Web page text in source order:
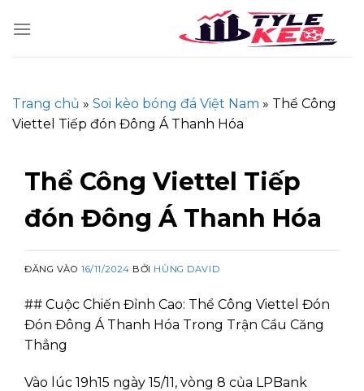
Trang chủ » Soi kèo bóng đá Việt Nam » Thể Công
Viettel Tiếp đón Đông Á Thanh Hóa
Thể Công Viettel Tiếp
đón Đông Á Thanh Hóa
ĐĂNG VÀO16/11/2024 BỞI HÙNG DAVID
## Cuộc Chiến Đỉnh Cao: Thể Công Viettel Đón
Đón Đông Á Thanh Hóa Trong Trận Cầu Căng
Thẳng
Vào lúc 19h15 ngày 15/11, vòng 8 của LPBank